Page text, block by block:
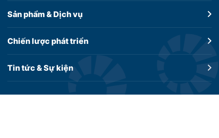
Sản phẩm &Dịch vụ
Chiến lược phát triển
Tin tức &Sự kiện